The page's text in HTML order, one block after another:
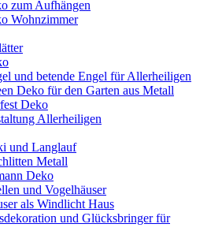
zum Aufhängen
Wohnzimmer
und betende Engel für Allerheiligen
Deko für den Garten aus Metall
Deko
Allerheiligen
und Langlauf
Metall
Deko
und Vogelhäuser
als Windlicht Haus
und Glücksbringer für